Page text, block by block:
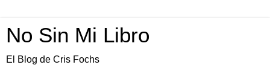
No Sin Mi Libro
El Blog de Cris Fochs